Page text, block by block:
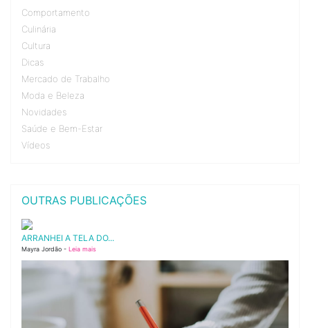
Comportamento
Culinária
Cultura
Dicas
Mercado de Trabalho
Moda e Beleza
Novidades
Saúde e Bem-Estar
Vídeos
OUTRAS PUBLICAÇÕES
ARRANHEI A TELA DO...
Mayra Jordão - Leia mais